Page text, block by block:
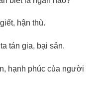
hận thù.
tán gia, bại sản.
hạnh phúc của người